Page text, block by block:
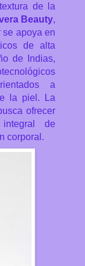
de la
Beauty,
se apoya en
de alta
de Indias,
a
la piel. La
ofrecer
de
corporal.